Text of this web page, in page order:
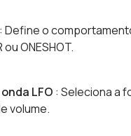
: Define o
ou ONESHOT.
LFO : Seleciona a
volume.